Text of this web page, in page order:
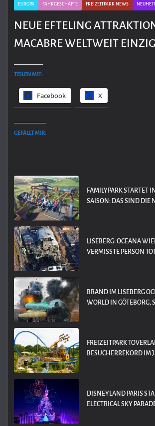
EUROPA FAHRGESCHÄFTE FREIZEITPARK NEWS
NEUE EFTELING
MACABRE WELTWEIT
TEILEN MIT:
Facebook X
GEFÄLLT MIR:
FAMILYPARK STARTET
SAISON: DAS SIND DIE
LISEBERG: OCEANA
VERMISSTE PERSON
BRAND IM LISEBERG
WORLD IN GÖTEBORG,
FREIZEITPARK
BESUCHERREKORD IM
DISNEYLAND PARIS
ELECTRICAL SKY